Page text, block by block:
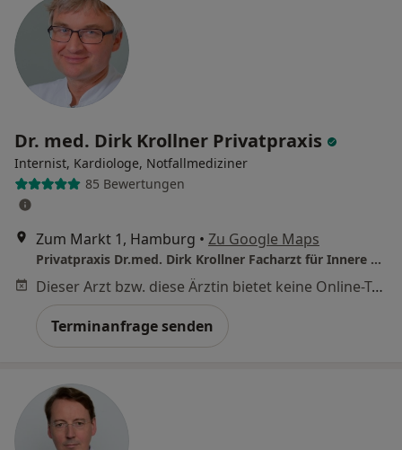
Dr. med. Dirk Krollner Privatpraxis
Internist, Kardiologe, Notfallmediziner
85 Bewertungen
Zum Markt 1, Hamburg • Zu Google Maps
Privatpraxis Dr.med. Dirk Krollner Facharzt für Innere Medizin
Dieser Arzt bzw. diese Ärztin bietet keine Online-Terminbuchung an diesem Standort an.
Terminanfrage senden